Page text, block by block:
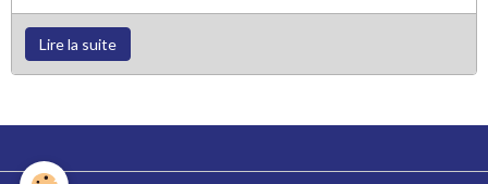
conditions météo. Les régates organisées dans le cadre de
l’Exposition Universelle de Paris en 1900 ont ensuite été
intégrées dans le palmarès des Jeux olympiques de Paris. Ces
régates se sont déroulées à Meulan (commune des Yvelines)
bateaux de 10 tonneaux et plus.
Lire la suite